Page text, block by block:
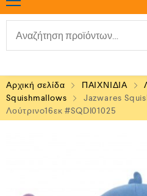
Αρχική σελίδα ΠΑΙΧΝΙΔΙΑ
Squishmallows
Jazwares
Λούτρινo16εκ #SQDI01025